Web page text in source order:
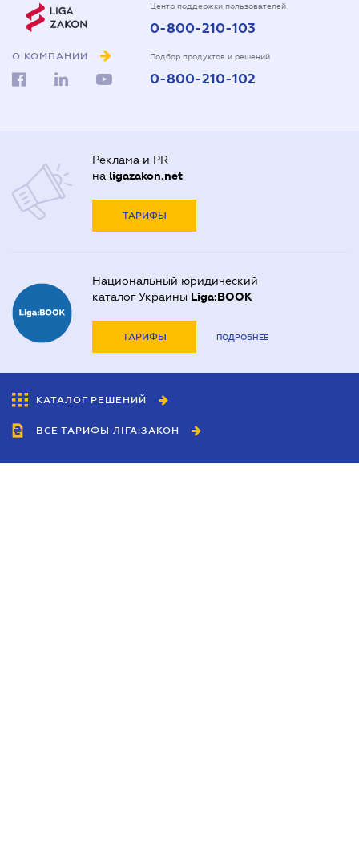
О КОМПАНИИ
Центр поддержки пользователей
0-800-210-103
Подбор продуктов и решений
0-800-210-102
Реклама и PR
на ligazakon.net
ТАРИФЫ
Национальный юридический
каталог Украины Liga:BOOK
ТАРИФЫ ПОДРОБНЕЕ
КАТАЛОГ РЕШЕНИЙ
ВСЕ ТАРИФЫ ЛІГА:ЗАКОН